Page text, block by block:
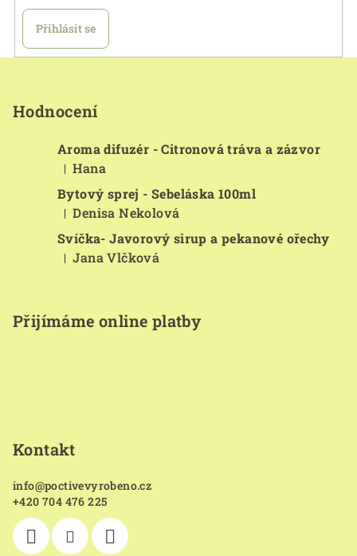
Přihlásit se
Hodnocení
Aroma difuzér - Citronová tráva a zázvor
Hodnocení produktu je 5 z 5 hvězdiček.
| Hana
Bytový sprej - Sebeláska 100ml
Hodnocení produktu je 5 z 5 hvězdiček.
| Denisa Nekolová
Svíčka- Javorový sirup a pekanové ořechy
Hodnocení produktu je 5 z 5 hvězdiček.
| Jana Vlčková
Přijímáme online platby
Kontakt
info@poctivevyrobeno.cz
+420 704 476 225